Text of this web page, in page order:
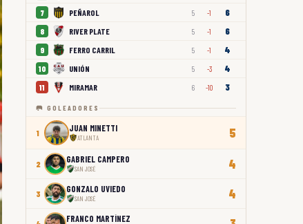
7 PEÑAROL 5 -1 6
8 RIVER PLATE 5 -1 6
9 FERRO CARRIL 5 -1 4
10 UNIÓN 5 -3 4
11 MIRAMAR 6 -10 3
🥅 GOLEADORES
1 JUAN MINETTI
ATLANTA 5
2 GABRIEL CAMPERO
SAN JOSÉ 4
3 GONZALO UVIEDO
SAN JOSÉ 4
FRANCO MARTÍNEZ